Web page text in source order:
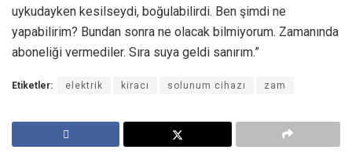
uykudayken kesilseydi, boğulabilirdi. Ben şimdi ne
yapabilirim? Bundan sonra ne olacak bilmiyorum. Zamanında
aboneliği vermediler. Sıra suya geldi sanırım.”
Etiketler: elektrik kiracı solunum cihazı zam